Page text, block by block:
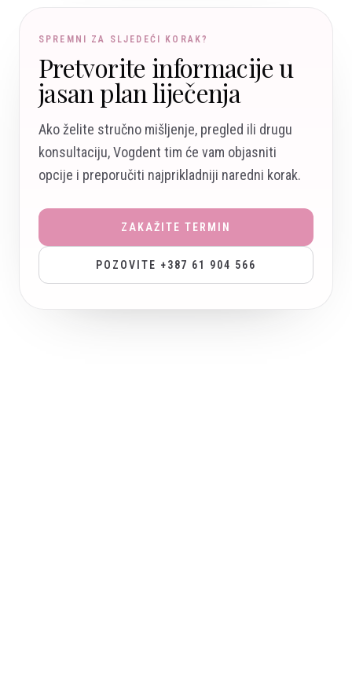
SPREMNI ZA SLJEDEĆI KORAK?
Pretvorite informacije u
jasan plan liječenja
Ako želite stručno mišljenje, pregled ili drugu
konsultaciju, Vogdent tim će vam objasniti
opcije i preporučiti najprikladniji naredni korak.
ZAKAŽITE TERMIN
POZOVITE +387 61 904 566